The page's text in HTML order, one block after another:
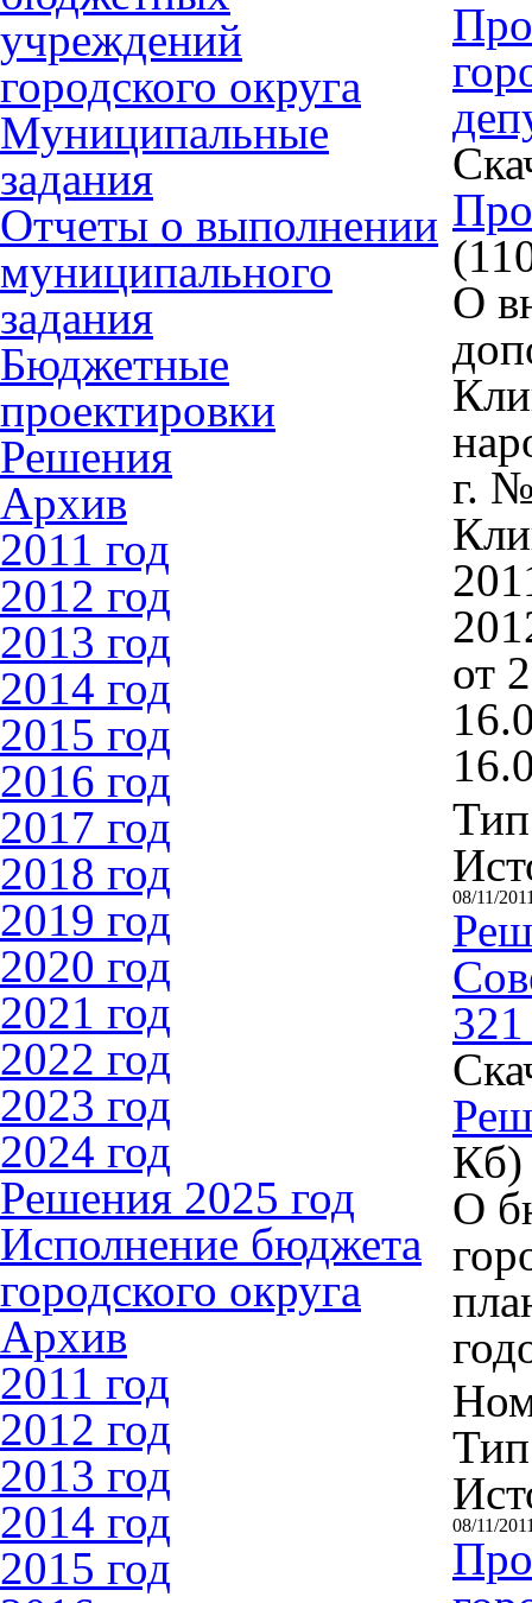
учреждений
городского округа
Муниципальные
задания
Отчеты о выполнении
муниципального
задания
Бюджетные
проектировки
Решения
Архив
2011 год
2012 год
2013 год
2014 год
2015 год
2016 год
2017 год
2018 год
2019 год
2020 год
2021 год
2022 год
2023 год
2024 год
Решения 2025 год
Исполнение бюджета
городского округа
Архив
2011 год
2012 год
2013 год
2014 год
2015 год
О
г.
от
08/11/
Кб)
О
08/11/